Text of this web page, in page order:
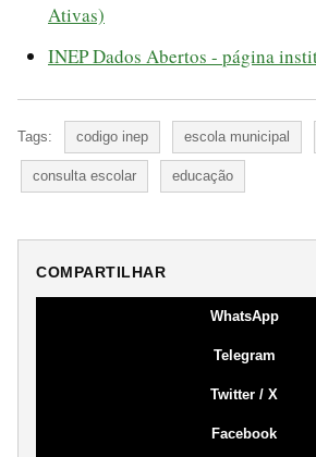
Ativas)
INEP Dados Abertos - página
Tags: codigo inep escola municipal
consulta escolar educação
COMPARTILHAR
WhatsApp
Telegram
Twitter / X
Facebook